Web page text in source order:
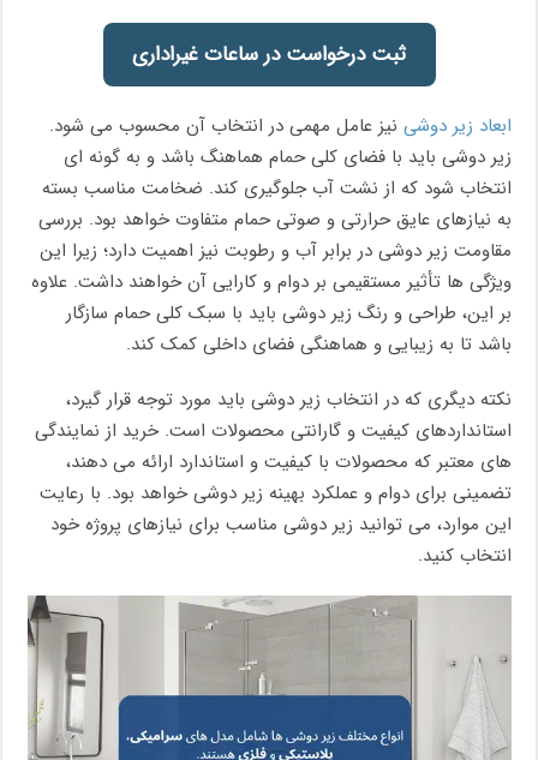
ثبت درخواست در ساعات غیراداری
ابعاد زیر دوشی نیز عامل مهمی در انتخاب آن محسوب می ‌شود.
زیر دوشی باید با فضای کلی حمام هماهنگ باشد و به گونه ‌ای
انتخاب شود که از نشت آب جلوگیری کند. ضخامت مناسب بسته
به نیازهای عایق حرارتی و صوتی حمام متفاوت خواهد بود. بررسی
مقاومت زیر دوشی در برابر آب و رطوبت نیز اهمیت دارد؛ زیرا این
ویژگی‌ ها تأثیر مستقیمی بر دوام و کارایی آن خواهند داشت. علاوه
بر این، طراحی و رنگ زیر دوشی باید با سبک کلی حمام سازگار
باشد تا به زیبایی و هماهنگی فضای داخلی کمک کند.
نکته دیگری که در انتخاب زیر دوشی باید مورد توجه قرار گیرد،
استانداردهای کیفیت و گارانتی محصولات است. خرید از نمایندگی‌
های معتبر که محصولات با کیفیت و استاندارد ارائه می‌ دهند،
تضمینی برای دوام و عملکرد بهینه زیر دوشی خواهد بود. با رعایت
این موارد، می‌ توانید زیر دوشی مناسب برای نیازهای پروژه خود
انتخاب کنید.